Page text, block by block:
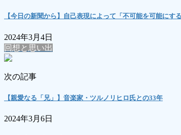
【今日の新聞から】自己表現によって「不可能を可能に
2024年3月4日
回想と思い出
次の記事
【親愛なる「兄」】音楽家・ツルノリヒロ氏との33年
2024年3月6日